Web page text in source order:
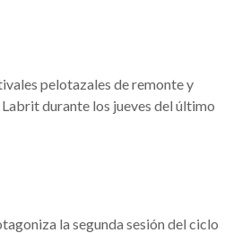
pelotazales de remonte y
durante los jueves del último
la segunda sesión del ciclo